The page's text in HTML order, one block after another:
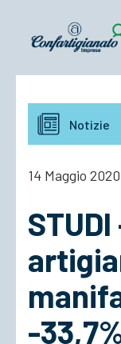
Notizie e Documenti
Confartigianato
Cosa Facciamo
Notizie
14 Maggio 2020
-